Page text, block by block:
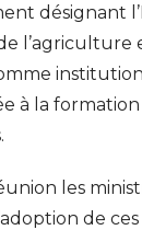
désignant
l’agriculture
à la
les
de